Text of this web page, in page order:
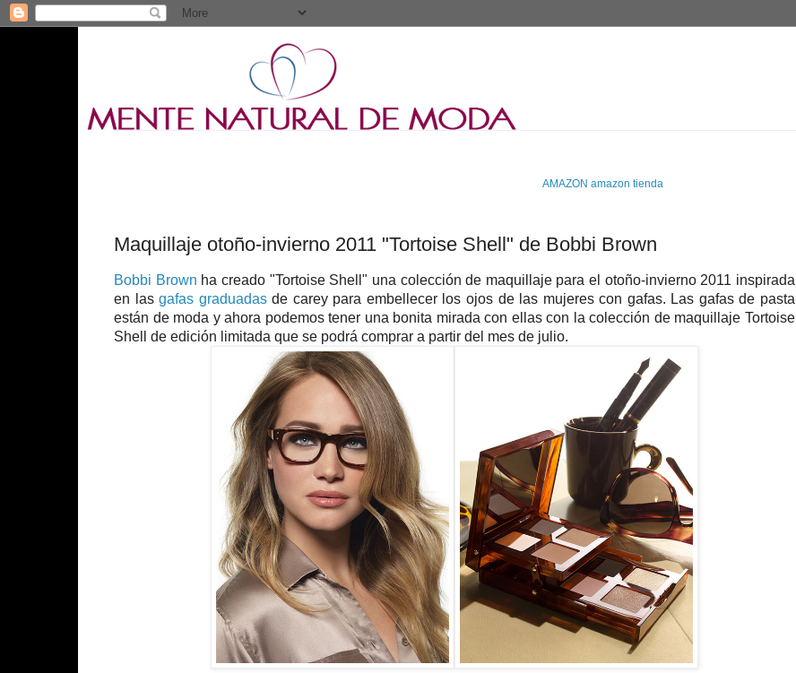
AMAZON amazon tienda
Maquillaje otoño-invierno 2011 "Tortoise Shell" de Bobbi Brown
Bobbi Brown ha creado "Tortoise Shell" una colección de maquillaje para el otoño-invierno 2011 inspirada
en lasgafas graduadasde carey para embellecer los ojos de las mujeres con gafas. Las gafas de pasta
están de moda y ahora podemos tener una bonita mirada con ellas con la colección de maquillaje Tortoise
Shell de edición limitada que se podrá comprar a partir del mes de julio.